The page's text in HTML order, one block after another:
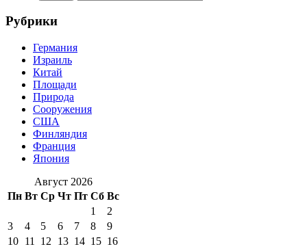
Рубрики
Германия
Израиль
Китай
Площади
Природа
Сооружения
США
Финляндия
Франция
Япония
Август 2026
Пн Вт Ср Чт Пт Сб Вс
1
2
3
4 5 6 7 8
9
10 11 12 13 14 15 16